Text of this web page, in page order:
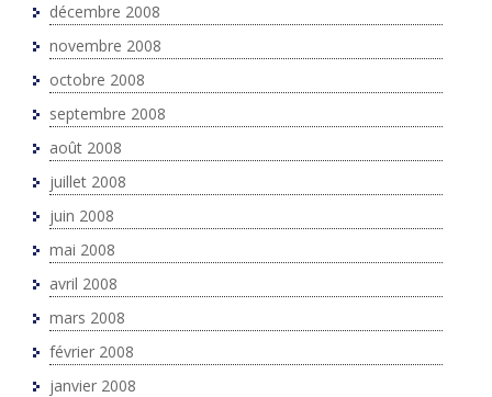
décembre 2008
novembre 2008
octobre 2008
septembre 2008
août 2008
juillet 2008
juin 2008
mai 2008
avril 2008
mars 2008
février 2008
janvier 2008